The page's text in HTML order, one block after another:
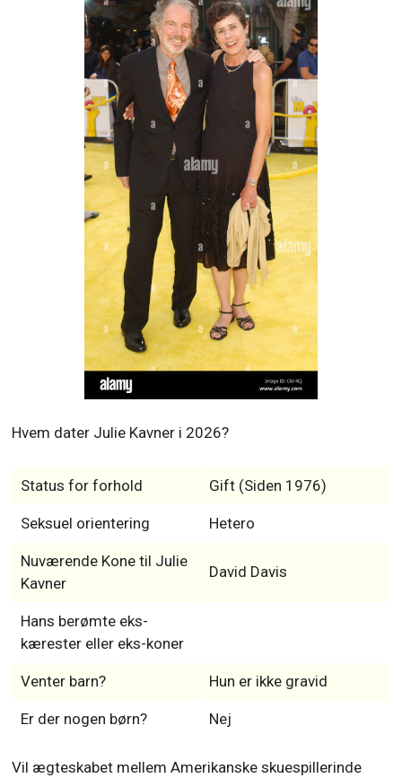
Hvem dater Julie Kavner i 2026?
Status for forhold Gift (Siden 1976)
Seksuel orientering Hetero
Nuværende Kone til Julie
Kavner
David Davis
Hans berømte eks-
kærester eller eks-koner
Venter barn? Hun er ikke gravid
Er der nogen børn? Nej
Vil ægteskabet mellem Amerikanske skuespillerinde